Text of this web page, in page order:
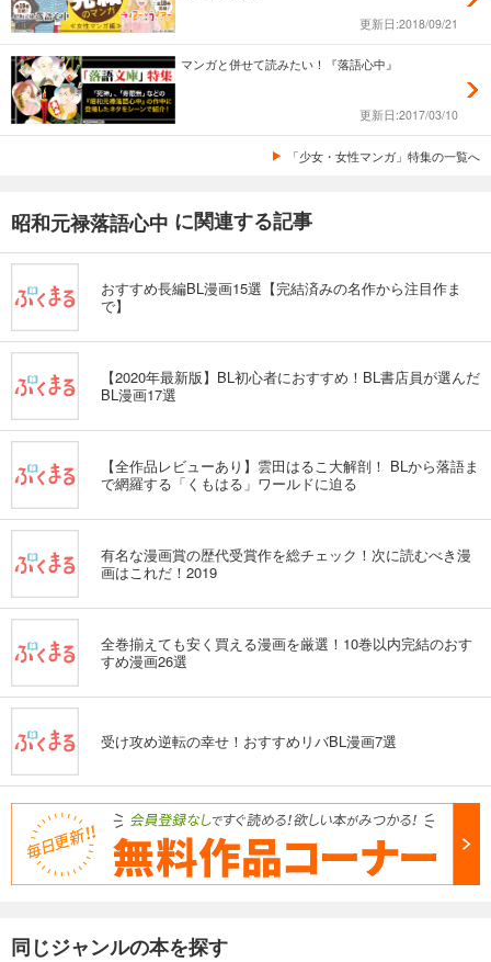
更新日:2018/09/21
マンガと併せて読みたい！『落語心中』
更新日:2017/03/10
「少女・女性マンガ」特集の一覧へ
昭和元禄落語心中 に関連する記事
おすすめ長編BL漫画15選【完結済みの名作から注目作ま
で】
【2020年最新版】BL初心者におすすめ！BL書店員が選んだ
BL漫画17選
【全作品レビューあり】雲田はるこ大解剖！ BLから落語ま
で網羅する「くもはる」ワールドに迫る
有名な漫画賞の歴代受賞作を総チェック！次に読むべき漫
画はこれだ！2019
全巻揃えても安く買える漫画を厳選！10巻以内完結のおす
すめ漫画26選
受け攻め逆転の幸せ！おすすめリバBL漫画7選
同じジャンルの本を探す